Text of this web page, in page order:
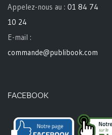
Appelez-nous au : 01 84 74
10 24
E-mail :
commande@publibook.com
FACEBOOK